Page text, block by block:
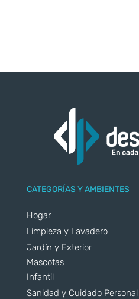
CATEGORÍAS Y AMBIENTES
Hogar
Limpieza y Lavadero
Jardín y Exterior
Mascotas
Infantil
Sanidad y Cuidado Personal